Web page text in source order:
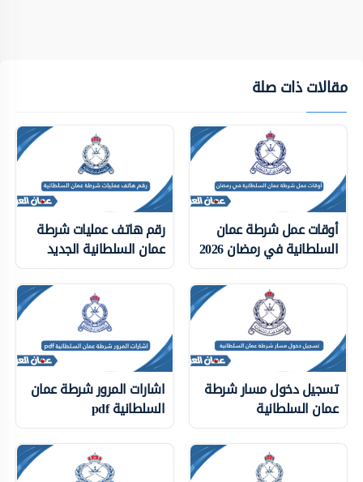
مقالات ذات صلة
أوقات عمل شرطة عمان
السلطانية في رمضان 2026
رقم هاتف عمليات شرطة
عمان السلطانية الجديد
تسجيل دخول مسار شرطة
عمان السلطانية
اشارات المرور شرطة عمان
السلطانية pdf